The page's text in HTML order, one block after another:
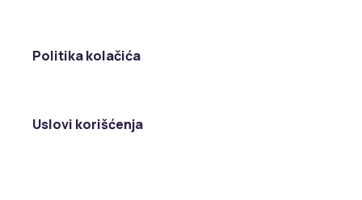
Politika kolačića
Uslovi korišćenja